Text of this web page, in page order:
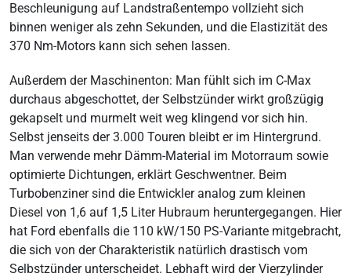
Beschleunigung auf Landstraßentempo vollzieht sich
binnen weniger als zehn Sekunden, und die Elastizität des
370 Nm-Motors kann sich sehen lassen.
Außerdem der Maschinenton: Man fühlt sich im C-Max
durchaus abgeschottet, der Selbstzünder wirkt großzügig
gekapselt und murmelt weit weg klingend vor sich hin.
Selbst jenseits der 3.000 Touren bleibt er im Hintergrund.
Man verwende mehr Dämm-Material im Motorraum sowie
optimierte Dichtungen, erklärt Geschwentner. Beim
Turbobenziner sind die Entwickler analog zum kleinen
Diesel von 1,6 auf 1,5 Liter Hubraum heruntergegangen. Hier
hat Ford ebenfalls die 110 kW/150 PS-Variante mitgebracht,
die sich von der Charakteristik natürlich drastisch vom
Selbstzünder unterscheidet. Lebhaft wird der Vierzylinder